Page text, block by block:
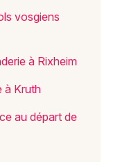
vosgiens
à Rixheim
à Kruth
au départ de